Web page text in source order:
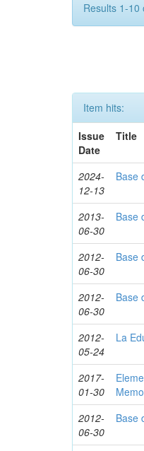
Results 1-10
Item hits:
Issue
Date
Title
2024-
12-13
Base
2013-
06-30
Base
2012-
06-30
Base
2012-
06-30
Base
2012-
05-24
La
2017-
01-30
2012-
06-30
Base